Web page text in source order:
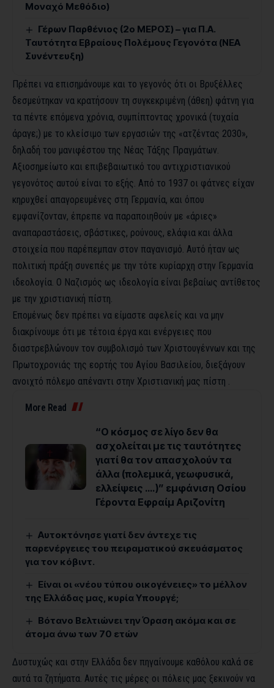
Μοναχό Μεθόδιο)
Γέρων Παρθένιος (2ο ΜΕΡΟΣ) – για Π.Α.
Ταυτότητα Εβραίους Πολέμους Γεγονότα (ΝΕΑ
Συνέντευξη)
Πρέπει να επισημάνουμε και το γεγονός ότι οι Βρυξέλλες
δεσμεύτηκαν να κρατήσουν τη συγκεκριμένη (άθεη) φάτνη για
τα πέντε επόμενα χρόνια, συμπίπτοντας χρονικά (τυχαία
άραγε;) με το κλείσιμο των εργασιών της «ατζέντας 2030»,
δηλαδή του μανιφέστου της Νέας Τάξης Πραγμάτων.
Αξιοσημείωτο και επιβεβαιωτικό του αντιχριστιανικού
γεγονότος αυτού είναι το εξής. Από το 1937 οι φάτνες είχαν
κηρυχθεί απαγορευμένες στη Γερμανία, και όπου
εμφανίζονταν, έπρεπε να παραποιηθούν με «άριες»
αναπαραστάσεις, σβάστικες, ρούνους, ελάφια και άλλα
στοιχεία που παρέπεμπαν στον παγανισμό. Αυτό ήταν ως
πολιτική πράξη συνεπές με την τότε κυρίαρχη στην Γερμανία
ιδεολογία. Ο Ναζισμός ως ιδεολογία είναι βεβαίως αντίθετος
με την χριστιανική πίστη.
Επομένως δεν πρέπει να είμαστε αφελείς και να μην
διακρίνουμε ότι με τέτοια έργα και ενέργειες που
διαστρεβλώνουν τον συμβολισμό των Χριστουγέννων και της
Πρωτοχρονιάς της εορτής του Αγίου Βασιλείου, διεξάγουν
ανοιχτό πόλεμο απέναντι στην Χριστιανική μας πίστη .
More Read
“Ο κόσμος σε λίγο δεν θα
ασχολείται με τις ταυτότητες
γιατί θα τον απασχολούν τα
άλλα (πολεμικά, γεωφυσικά,
ελλείψεις ….)” εμφάνιση Οσίου
Γέροντα Εφραίμ Αριζονίτη
Αυτοκτόνησε γιατί δεν άντεχε τις
παρενέργειες του πειραματικού σκευάσματος
για τον κόβιντ.
Είναι οι «νέου τύπου οικογένειες» το μέλλον
της Ελλάδας μας, κυρία Υπουργέ;
Βότανο Βελτιώνει την Όραση ακόμα και σε
άτομα άνω των 70 ετών
Δυστυχώς και στην Ελλάδα δεν πηγαίνουμε καθόλου καλά σε
αυτά τα ζητήματα. Αυτές τις μέρες οι πόλεις μας ξεκινούν να